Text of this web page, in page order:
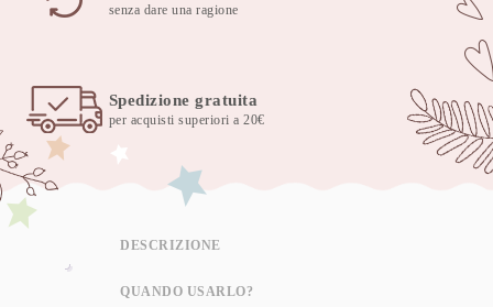
senza dare una ragione
Spedizione gratuita
per acquisti superiori a 20€
DESCRIZIONE
QUANDO USARLO?